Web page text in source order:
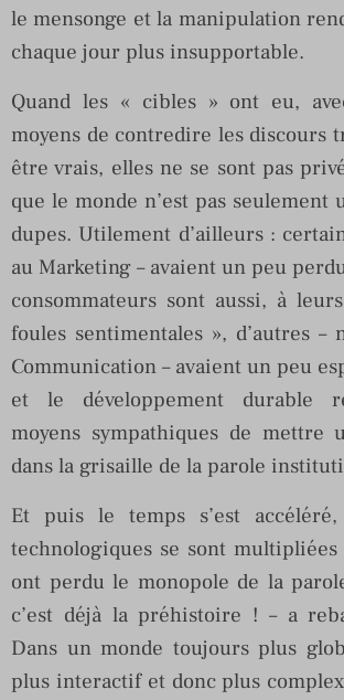
le mensonge et la manipulation
chaque jour plus insupportable.
Quand les « cibles » ont eu,
moyens de contredire les discours
être vrais, elles ne se sont pas
que le monde n’est pas
dupes. Utilement d’ailleurs :
au Marketing – avaient un peu
consommateurs sont aussi, à
foules sentimentales », d’autres –
Communication – avaient un peu
et le développement durable
moyens sympathiques de mettre
dans la grisaille de la parole
Et puis le temps s’est
technologiques se sont
ont perdu le monopole de la
c’est déjà la préhistoire ! – a
Dans un monde toujours plus
plus interactif et donc plus